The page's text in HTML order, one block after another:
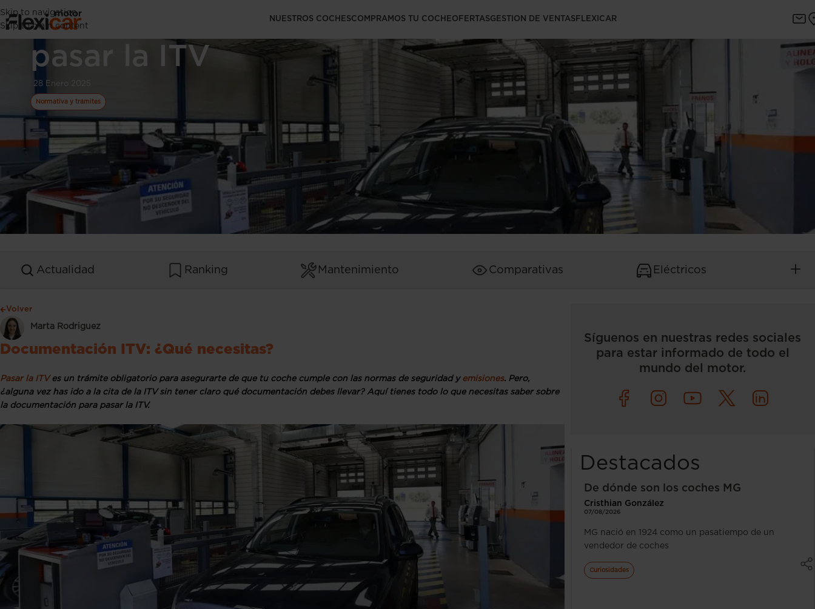
Skip to navigation
Skip to main content
NUESTROS COCHESCOMPRAMOS TU COCHEOFERTASGESTION DE VENTASFLEXICAR
Documentación necesaria para
pasar la ITV
28 Enero 2025
Normativa y trámites
Actualidad Ranking Mantenimiento Comparativas Eléctricos
Volver
Marta Rodriguez
Documentación ITV: ¿Qué necesitas?
Pasar la ITVes un trámite obligatorio para asegurarte de que tu coche cumple con las normas de seguridad y emisiones. Pero,
¿alguna vez has ido a la cita de la ITV sin tener claro qué documentación debes llevar? Aquí tienes todo lo que necesitas saber sobre
la documentación para pasar la ITV.
Síguenos en nuestras redes sociales
para estar informado de todo el
mundo del motor.
Destacados
De dónde son los coches MG
Cristhian González
07/08/2026
MG nació en 1924 como un pasatiempo de un
vendedor de coches
Curiosidades